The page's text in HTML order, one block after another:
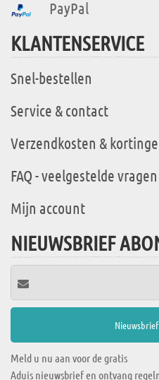
PayPal
KLANTENSERVICE
Snel-bestellen
Service & contact
Verzendkosten &
FAQ - veelgestelde vragen
Mijn account
NIEUWSBRIEF
Meld u nu aan voor de gratis
Aduis nieuwsbrief en ontvang